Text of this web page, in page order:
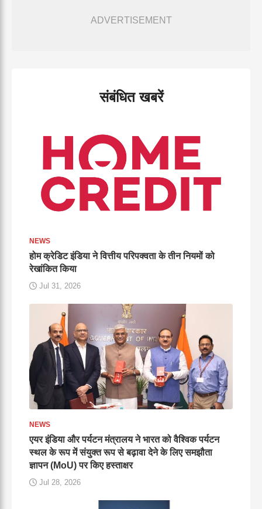
ADVERTISEMENT
संबंधित खबरें
NEWS
होम क्रेडिट इंडिया ने वित्तीय परिपक्वता के तीन नियमों को
रेखांकित किया
Jul 31, 2026
NEWS
एयर इंडिया और पर्यटन मंत्रालय ने भारत को वैश्विक पर्यटन
स्थल के रूप में संयुक्त रूप से बढ़ावा देने के लिए समझौता
ज्ञापन (MoU) पर किए हस्ताक्षर
Jul 28, 2026